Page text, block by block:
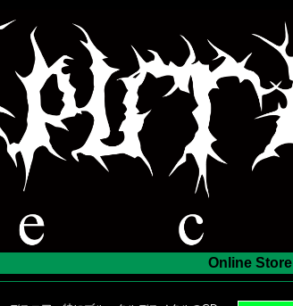
Online Store